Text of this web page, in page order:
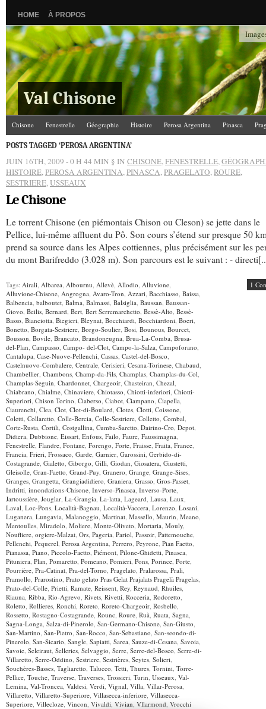
HOME À PROPOS
Val Chisone
Chisone Fenestrelle Géographie Histoire Perosa Argentina Pinasca
POSTS TAGGED ‘PEROSA ARGENTINA’
JUIN 16TH, 2009 - 0 H 44 MIN § IN CHISONE,FENESTRELLE,
HISTOIRE,PEROSA ARGENTINA,PINASCA,PRAGELATO,ROURE,
SESTRIERE,USSEAUX
Le Chisone
Le torrent Chisone (en piémontais Chison ou Cleson) se jette dans le
Pellice, lui-même affluent du Pô. Son cours s’étend sur presque 50
prend sa source dans les Alpes cottiennes, plus précisément sur les
du mont Barifreddo (3.028 m). Son parcours est le suivant : -
Tags: Airali, Albarea, Albournu, Allevè, Allodio, Alluvione,
Alluvione-Chisone, Angrogna, Avaro-Tron, Azzari, Bacchiasso, Baissa,
Balbencia, balboutet, Balma, Balmassi, Balsiglia, Baussan, Baussan-
Giovo, Beilis, Bernard, Bert, Bert Serremarchetto, Bessè-Alto, Bessè-
Basso, Bianciotta, Biegieri, Bleynat, Bocchiardi, Bocchiardoni, Boeri,
Bonetto, Borgata-Sestriere, Borgo-Soulier, Bosi, Bounous, Bourcet,
Bousson, Bovile, Brancato, Brandoneugna, Brua-La-Comba, Brusa-
del-Plan, Campasso, Campo- del-Clot, Campo-la-Salza, Campoforano,
Cantalupa, Case-Nuove-Pellenchi, Cassas, Castel-del-Bosco,
Castelnuovo-Combalere, Centrale, Cerisieri, Cesana-Torinese, Chabaud,
Chambellier, Chambons, Champ-da-Fils, Champlas, Champlas-du-Col,
Champlas-Seguin, Chardonnet, Chargeoir, Chasteiran, Chezal,
Chiabrano, Chialme, Chinaviere, Chiotasso, Chiotti-inferiori, Chiotti-
Superiori, Chison Torino, Ciaberso, Ciabot, Ciampano, Ciapella,
Ciaurenchi, Clea, Clot, Clot-di-Boulard, Clotes, Clotti, Coissone,
Coletti, Collaretto, Colle-Bercia, Colle-Sestriere, Colletto, Combal,
Corte-Rusta, Cortili, Costgallina, Cumba-Saretto, Dairino-Cro, Depot,
Didiera, Dubbione, Eissart, Enfous, Failo, Faure, Faussimagna,
Fenestrelle, Flandre, Fontane, Forengo, Forte, Fraisse, Fraita, France,
Francia, Frieri, Frossaco, Garde, Garnier, Garossini, Gerbido-di-
Costagrande, Gialetto, Giborgo, Gilli, Giodan, Giosatera, Giustetti,
Gleisolle, Gran-Faetto, Grand-Puy, Granero, Grange, Grange-Sises,
Granges, Grangetta, Grangiadidiero, Graniera, Grasso, Gros-Passet,
Indritti, innondations-Chisone, Inverso-Pinasca, Inverso-Porte,
Jartoussière, Jouglar, La-Grangia, La-latta, Lageard, Lausa, Laux,
Laval, Loc-Pons, Località-Bagnau, Località-Vaccera, Lorenzo, Losani,
Luganera, Lungavia, Malanoggio, Martinat, Massello, Maurin, Meano,
Mentoulles, Miradolo, Moliere, Monte-Oliveto, Mortaria, Mouly,
Noufliere, orgiere-Malzat, Ors, Pageria, Pariol, Passoir, Pattemouche,
Pellenchi, Pequerel, Perosa Argentina, Perrero, Peyrone, Pian Faetto,
Pianassa, Piano, Piccolo-Faetto, Piémont, Pilone-Ghidetti, Pinasca,
Pituniera, Plan, Pomaretto, Pomeano, Pomieri, Pons, Porince, Porte,
Pourrière, Pra-Catinat, Pra-del-Torno, Pragelato, Pralarossa, Prali,
Pramollo, Prarostino, Prato gelato Pras Gelat Prajalats Pragelà Pragelas,
Prato-del-Colle, Prietti, Ramate, Reissent, Rey, Reynaud, Rhuiles,
Riauna, Ribba, Rio-Agrevo, Rivets, Rivetti, Rocceria, Rodoretto,
Roletto, Rollieres, Ronchi, Roreto, Roreto-Chargeoir, Rosbello,
Rossetto, Rostagno-Costagrande, Rounc, Roure, Ruà, Ruata, Sagna,
Sagna-Longa, Salza-di-Pinerolo, San-Germano-Chisone, San-Giusto,
San-Martino, San-Pietro, San-Rocco, San-Sebastiano, San-seondo-di-
Pinerolo, San-Sicario, Sangle, Sapiatti, Sarea, Sauze-di-Cesana, Savoia,
Savoie, Seleiraut, Selleries, Selvaggio, Serre, Serre-del-Bosco, Serre-di-
Villaretto, Serre-Oddino, Sestriere, Sestrières, Seytes, Solieri,
Souchères-Basses, Tagliaretto, Talucco, Tetti, Thures, Tornini, Torre-
Pellice, Touche, Traverse, Traverses, Trossieri, Turin, Usseaux, Val-
Lemina, Val-Troncea, Valdesi, Verdi, Vignal, Villa, Villar-Perosa,
Villaretto, Villaretto-Superiore, Villasecca-inferiore, Villasecca-
Superiore, Villecloze, Vincon, Vivaldi, Vivian, Vllarmond, Vrocchi
1